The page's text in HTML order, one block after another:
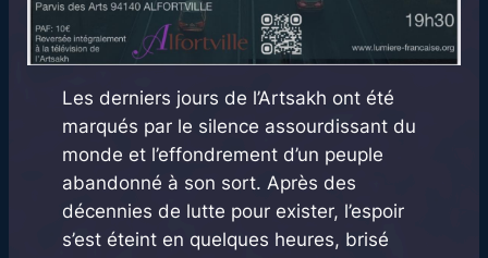
Les derniers jours de l’Artsakh ont été
marqués par le silence assourdissant du
monde et l’effondrement d’un peuple
abandonné à son sort. Après des
décennies de lutte pour exister, l’espoir
s’est éteint en quelques heures, brisé